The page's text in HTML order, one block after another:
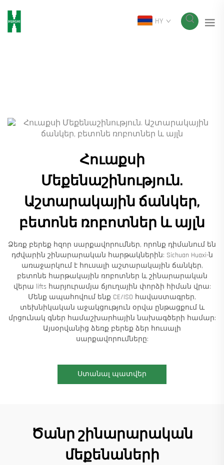
HY
Հուաքսի
Մեքենաշինություն.
Աշտարակային ճանկեր,
բետոնե ռոբոտներ և այլն
Ձեռք բերեք հզոր սարքավորումներ, որոնք դիմանում են
դժվարին շինարարական հարթակներին: Sichuan Huaxi-ն
առաջարկում է հուսալի աշտարակային ճանկեր,
բետոնե հարթակային ռոբոտներ և շինարարական
վերա lifts հարյուրամյա ճյուղային փորձի հիման վրա:
Մենք ապահովում ենք CE/ISO հավաստագրեր,
տեխնիկական աջակցություն օրվա ընթացքում և
մրցունակ գներ համաշխարհային նախագծերի համար:
Այսօրվանից ձեռք բերեք ձեր հուսալի
սարքավորումները:
Ստանալ պատվեր
Ծանր շինարարական
մեքենաների